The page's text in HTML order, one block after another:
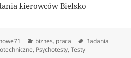
kierowców Bielsko
Kategorie
biznes, praca Tagi
Badania
, Psychotesty,Testy